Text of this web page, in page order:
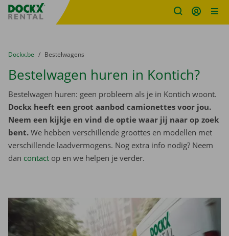
Fratello DEMO
U bevindt zich hier:
van
Dockx.be naar
Bestelwagens
Bestelwagen huren in Kontich?
Bestelwagen huren: geen probleem als je in Kontich woont.
Dockx heeft een groot aanbod camionettes voor jou.
Neem een kijkje en vind de optie waar jij naar op zoek
bent. We hebben verschillende groottes en modellen met
verschillende laadvermogens. Nog extra info nodig? Neem
dan contact op en we helpen je verder.